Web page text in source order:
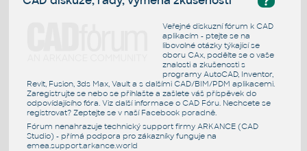
Veřejné diskuzní fórum k CAD
aplikacím - ptejte se na
libovolné otázky týkající se
oboru CAx, podělte se o vaše
znalosti a zkušenosti s
programy AutoCAD, Inventor,
Revit, Fusion, 3ds Max, Vault a s dalšími CAD/BIM/PDM aplikacemi.
Zaregistrujte se nebo se přihlašte a zašlete váš příspěvek do
odpovídajícího fóra. Viz další informace o CAD Fóru. Nechcete se
registrovat? Zeptejte se v naší Facebook poradně.
Fórum nenahrazuje technický support firmy ARKANCE (CAD
Studio) - přímá podpora pro zákazníky funguje na
emea.support.arkance.world